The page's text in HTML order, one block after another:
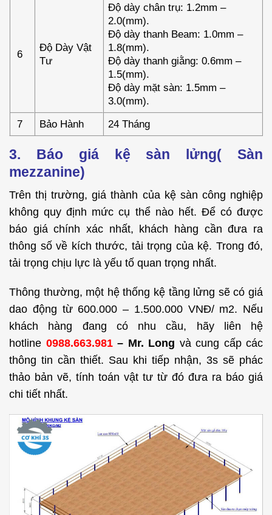
6
Độ Dày Vật
Tư
Độ dày chân trụ: 1.2mm –
2.0(mm).
Độ dày thanh Beam: 1.0mm –
1.8(mm).
Độ dày thanh giằng: 0.6mm –
1.5(mm).
Độ dày mặt sàn: 1.5mm –
3.0(mm).
7
Bảo Hành 24 Tháng
3. Báo giá kệ sàn lửng( Sàn
mezzanine)
Trên thị trường, giá thành của kệ sàn công nghiệp
không quy định mức cụ thể nào hết. Để có được
báo giá chính xác nhất, khách hàng cần đưa ra
thông số về kích thước, tải trọng của kệ. Trong đó,
tải trọng chịu lực là yếu tố quan trọng nhất.
Thông thường, một hệ thống kệ tầng lửng sẽ có giá
dao động từ 600.000 – 1.500.000 VNĐ/ m2. Nếu
khách hàng đang có nhu cầu, hãy liên hệ
hotline 0988.663.981– Mr. Long và cung cấp các
thông tin cần thiết. Sau khi tiếp nhận, 3s sẽ phác
thảo bản vẽ, tính toán vật tư từ đó đưa ra báo giá
chi tiết nhất.